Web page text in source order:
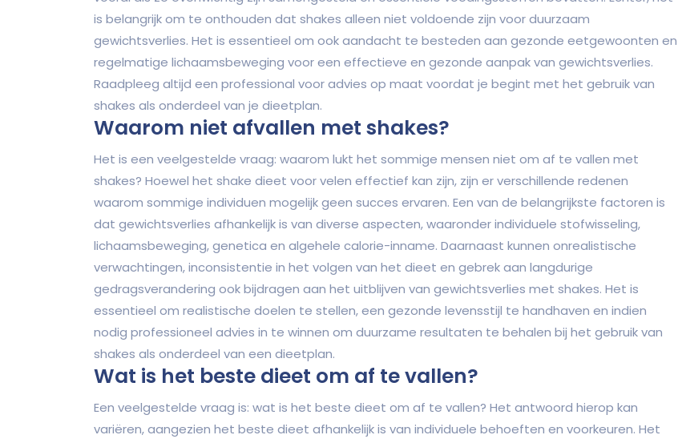
is belangrijk om te onthouden dat shakes alleen niet voldoende zijn voor duurzaam
gewichtsverlies. Het is essentieel om ook aandacht te besteden aan gezonde eetgewoonten en
regelmatige lichaamsbeweging voor een effectieve en gezonde aanpak van gewichtsverlies.
Raadpleeg altijd een professional voor advies op maat voordat je begint met het gebruik van
shakes als onderdeel van je dieetplan.
Waarom niet afvallen met shakes?
Het is een veelgestelde vraag: waarom lukt het sommige mensen niet om af te vallen met
shakes? Hoewel het shake dieet voor velen effectief kan zijn, zijn er verschillende redenen
waarom sommige individuen mogelijk geen succes ervaren. Een van de belangrijkste factoren is
dat gewichtsverlies afhankelijk is van diverse aspecten, waaronder individuele stofwisseling,
lichaamsbeweging, genetica en algehele calorie-inname. Daarnaast kunnen onrealistische
verwachtingen, inconsistentie in het volgen van het dieet en gebrek aan langdurige
gedragsverandering ook bijdragen aan het uitblijven van gewichtsverlies met shakes. Het is
essentieel om realistische doelen te stellen, een gezonde levensstijl te handhaven en indien
nodig professioneel advies in te winnen om duurzame resultaten te behalen bij het gebruik van
shakes als onderdeel van een dieetplan.
Wat is het beste dieet om af te vallen?
Een veelgestelde vraag is: wat is het beste dieet om af te vallen? Het antwoord hierop kan
variëren, aangezien het beste dieet afhankelijk is van individuele behoeften en voorkeuren. Het